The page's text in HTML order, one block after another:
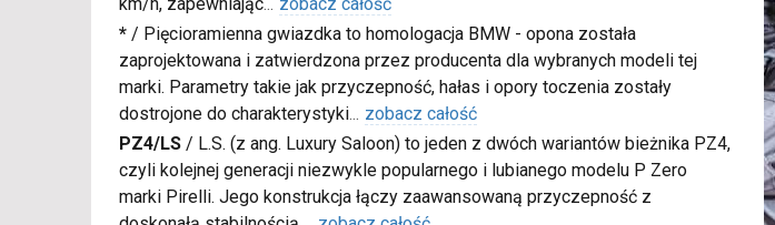
km/h, zapewniając... zobacz całość
* / Pięcioramienna gwiazdka to homologacja BMW - opona została
zaprojektowana i zatwierdzona przez producenta dla wybranych modeli tej
marki. Parametry takie jak przyczepność, hałas i opory toczenia zostały
dostrojone do charakterystyki... zobacz całość
PZ4/LS / L.S. (z ang. Luxury Saloon) to jeden z dwóch wariantów bieżnika PZ4,
czyli kolejnej generacji niezwykle popularnego i lubianego modelu P Zero
marki Pirelli. Jego konstrukcja łączy zaawansowaną przyczepność z